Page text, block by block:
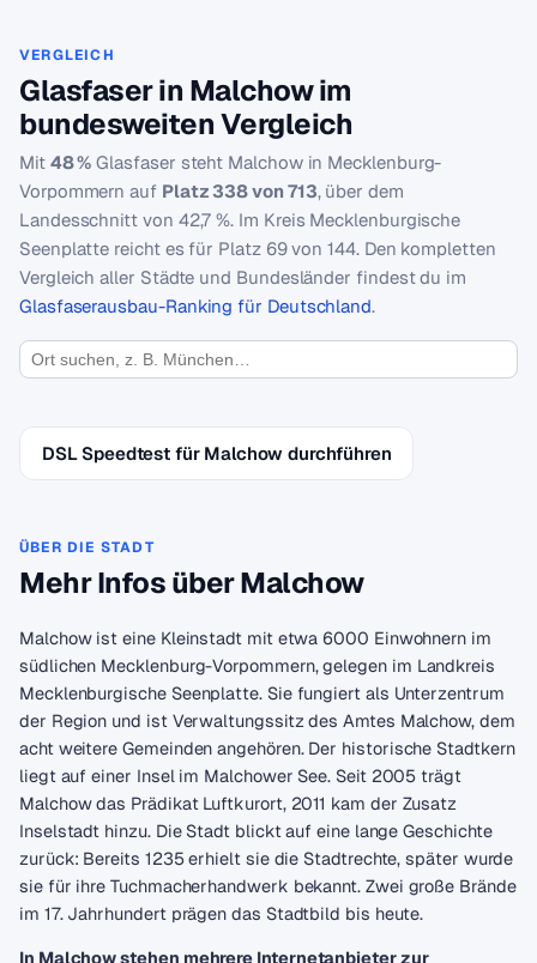
VERGLEICH
Glasfaser in Malchow im
bundesweiten Vergleich
Mit 48 % Glasfaser steht Malchow in Mecklenburg-
Vorpommern auf Platz 338 von 713, über dem
Landesschnitt von 42,7 %. Im Kreis Mecklenburgische
Seenplatte reicht es für Platz 69 von 144. Den kompletten
Vergleich aller Städte und Bundesländer findest du im
Glasfaserausbau-Ranking für Deutschland.
DSL Speedtest für Malchow durchführen
ÜBER DIE STADT
Mehr Infos über Malchow
Malchow ist eine Kleinstadt mit etwa 6000 Einwohnern im
südlichen Mecklenburg-Vorpommern, gelegen im Landkreis
Mecklenburgische Seenplatte. Sie fungiert als Unterzentrum
der Region und ist Verwaltungssitz des Amtes Malchow, dem
acht weitere Gemeinden angehören. Der historische Stadtkern
liegt auf einer Insel im Malchower See. Seit 2005 trägt
Malchow das Prädikat Luftkurort, 2011 kam der Zusatz
Inselstadt hinzu. Die Stadt blickt auf eine lange Geschichte
zurück: Bereits 1235 erhielt sie die Stadtrechte, später wurde
sie für ihre Tuchmacherhandwerk bekannt. Zwei große Brände
im 17. Jahrhundert prägen das Stadtbild bis heute.
In Malchow stehen mehrere Internetanbieter zur